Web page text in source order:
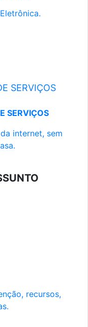
SERVIÇOS
SERVIÇOS
internet, sem
recursos,